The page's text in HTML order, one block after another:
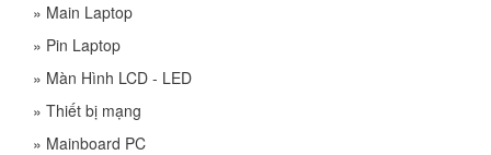
» Main Laptop
» Pin Laptop
» Màn Hình LCD - LED
» Thiết bị mạng
» Mainboard PC